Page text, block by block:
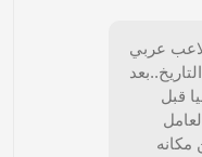
لاعب عربي
قبل